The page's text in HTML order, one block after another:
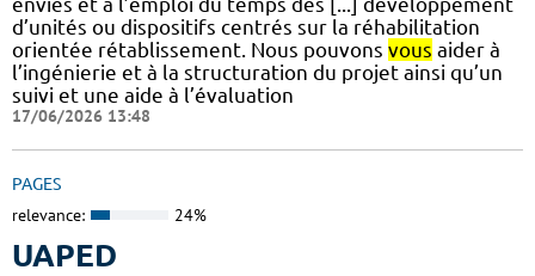
envies et à l’emploi du temps des [...] développement
d’unités ou dispositifs centrés sur la réhabilitation
orientée rétablissement. Nous pouvons vous aider à
l’ingénierie et à la structuration du projet ainsi qu’un
suivi et une aide à l’évaluation
17/06/2026 13:48
PAGES
relevance: 24%
UAPED